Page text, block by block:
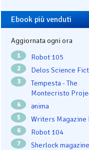
Ebook più venduti
Aggiornata ogni ora
1 Robot 105
2 Delos Science
3
Tempesta - The
Montecristo
4 ənima
5 Writers Magazine
6 Robot 104
7 Sherlock